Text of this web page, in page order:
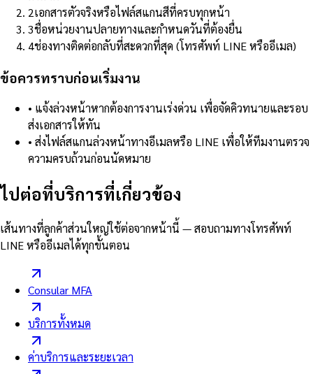
2เอกสารตัวจริงหรือไฟล์สแกนสีที่ครบทุกหน้า
3ชื่อหน่วยงานปลายทางและกำหนดวันที่ต้องยื่น
4ช่องทางติดต่อกลับที่สะดวกที่สุด (โทรศัพท์ LINE หรืออีเมล)
ข้อควรทราบก่อนเริ่มงาน
• แจ้งล่วงหน้าหากต้องการงานเร่งด่วน เพื่อจัดคิวทนายและรอบ
ส่งเอกสารให้ทัน
• ส่งไฟล์สแกนล่วงหน้าทางอีเมลหรือ LINE เพื่อให้ทีมงานตรวจ
ความครบถ้วนก่อนนัดหมาย
ไปต่อที่บริการที่เกี่ยวข้อง
เส้นทางที่ลูกค้าส่วนใหญ่ใช้ต่อจากหน้านี้ — สอบถามทางโทรศัพท์
LINE หรืออีเมลได้ทุกขั้นตอน
Consular MFA
บริการทั้งหมด
ค่าบริการและระยะเวลา